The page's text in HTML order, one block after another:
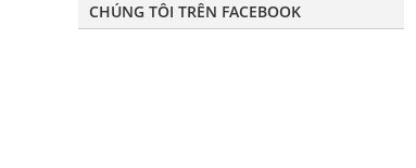
CHÚNG TÔI TRÊN FACEBOOK